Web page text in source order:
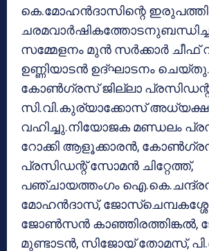
കെ.മോഹൻദാസിന്റെ
സമ്മേളനം മുൻ സർക്കാർ ചീഫ്
ഉണ്ണിയാടൻ ഉദ്ഘാടനം
കോൺഗ്രസ് ജില്ലാ
സി.വി.കുര്യാക്കോസ്
വഹിച്ചു.നിയോജക മണ്ഡലം
റോക്കി ആളൂക്കാരൻ,
പ്രസിഡന്റ് സോമൻ ചിറ്റേത്ത്,
പഞ്ചായത്തംഗം ഐ.കെ.ചന്ദ്രൻ,
മോഹൻദാസ്,
ജോൺസൻ കാഞ്ഞിരത്തിങ്കൽ,
മുണ്ടാടൻ, സിജോയ് തോമസ്,